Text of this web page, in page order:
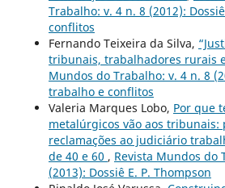
Trabalho: v. 4 n. 8 (2012):
conflitos
Fernando Teixeira da Silva,
tribunais, trabalhadores rurais
Mundos do Trabalho: v. 4 n. 8
trabalho e conflitos
Valeria Marques Lobo, Por que
metalúrgicos vão aos tribunais:
reclamações ao judiciário
de 40 e 60 , Revista Mundos do
(2013): Dossiê E. P. Thompson